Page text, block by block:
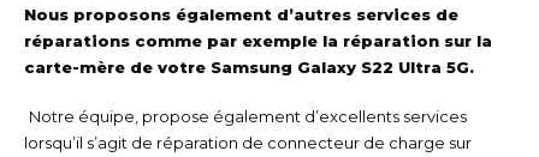
Nous proposons également d’autres services de
réparations comme par exemple la réparation sur la
carte-mère de votre Samsung Galaxy S22 Ultra 5G.
Notre équipe, propose également d’excellents services
lorsqu’il s’agit de réparation de connecteur de charge sur